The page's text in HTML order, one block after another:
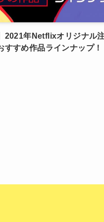
2021年Netflixオリジナル
すすめ作品ラインナップ！